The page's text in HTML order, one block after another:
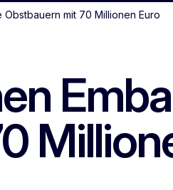
mit 70 Millionen Euro